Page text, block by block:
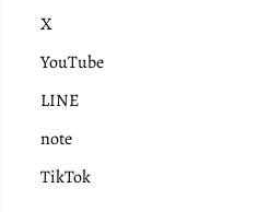
X
YouTube
LINE
note
TikTok